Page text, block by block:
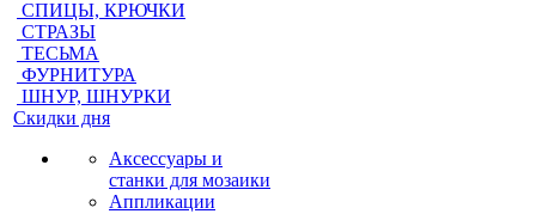
СПИЦЫ, КРЮЧКИ
СТРАЗЫ
ТЕСЬМА
ФУРНИТУРА
ШНУР, ШНУРКИ
Скидки дня
Аксессуары и
станки для мозаики
Аппликации